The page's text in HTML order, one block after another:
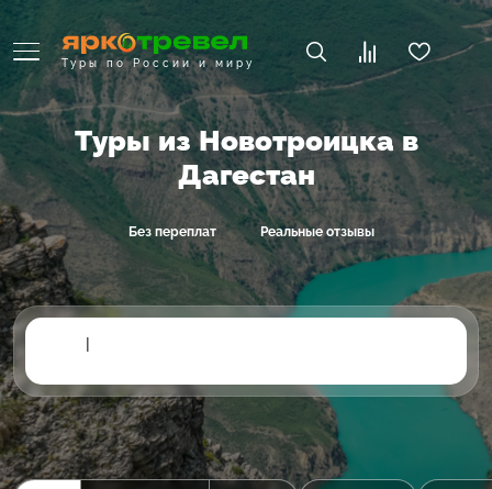
Туры по России и миру
Туры из Новотроицка в
Дагестан
Без переплат Реальные отзывы
|